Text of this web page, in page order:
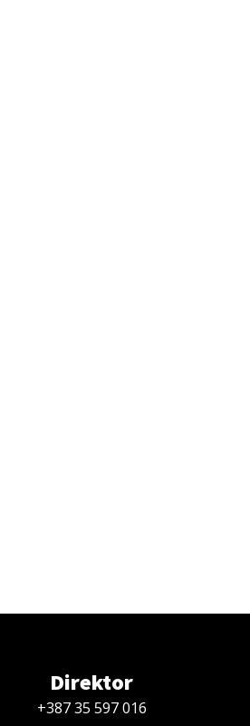
Direktor
+387 35 597 016